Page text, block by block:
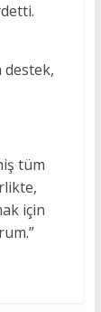
destek,
tüm
için